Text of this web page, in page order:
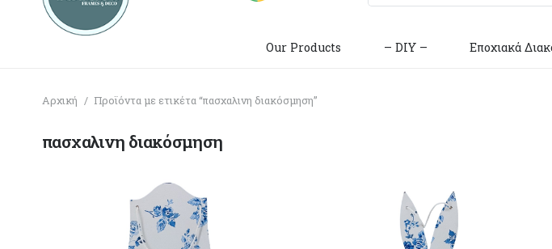
Our Products – DIY – Εποχιακά
Αρχική / Προϊόντα με ετικέτα “πασχαλινη διακόσμηση”
πασχαλινη διακόσμηση